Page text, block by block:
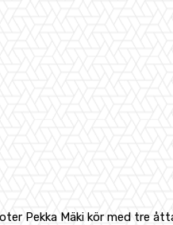
Pekka Mäki kör med tre